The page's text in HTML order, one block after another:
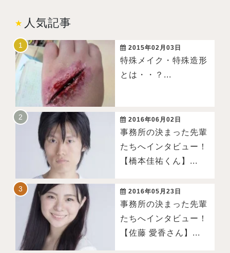
人気記事
2015年02月03日
特殊メイク・特殊造形
とは・・？...
2016年06月02日
事務所の決まった先輩
たちへインタビュー！
【橋本佳祐くん】...
2016年05月23日
事務所の決まった先輩
たちへインタビュー！
【佐藤 愛香さん】...